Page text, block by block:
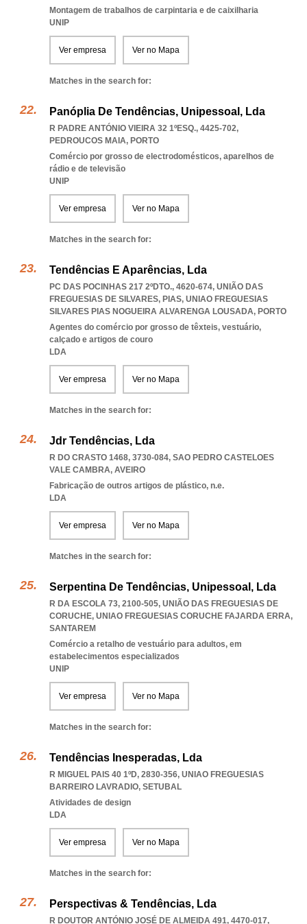
Montagem de trabalhos de carpintaria e de caixilharia
UNIP
Ver empresa Ver no Mapa
Matches in the search for:
Panóplia De Tendências, Unipessoal, Lda
R PADRE ANTÓNIO VIEIRA 32 1ºESQ., 4425-702,
PEDROUCOS MAIA, PORTO
Comércio por grosso de electrodomésticos, aparelhos de
rádio e de televisão
UNIP
Ver empresa Ver no Mapa
Matches in the search for:
Tendências E Aparências, Lda
PC DAS POCINHAS 217 2ºDTO., 4620-674, UNIÃO DAS
FREGUESIAS DE SILVARES, PIAS, UNIAO FREGUESIAS
SILVARES PIAS NOGUEIRA ALVARENGA LOUSADA, PORTO
Agentes do comércio por grosso de têxteis, vestuário,
calçado e artigos de couro
LDA
Ver empresa Ver no Mapa
Matches in the search for:
Jdr Tendências, Lda
R DO CRASTO 1468, 3730-084, SAO PEDRO CASTELOES
VALE CAMBRA, AVEIRO
Fabricação de outros artigos de plástico, n.e.
LDA
Ver empresa Ver no Mapa
Matches in the search for:
Serpentina De Tendências, Unipessoal, Lda
R DA ESCOLA 73, 2100-505, UNIÃO DAS FREGUESIAS DE
CORUCHE, UNIAO FREGUESIAS CORUCHE FAJARDA ERRA,
SANTAREM
Comércio a retalho de vestuário para adultos, em
estabelecimentos especializados
UNIP
Ver empresa Ver no Mapa
Matches in the search for:
Tendências Inesperadas, Lda
R MIGUEL PAIS 40 1ºD, 2830-356, UNIAO FREGUESIAS
BARREIRO LAVRADIO, SETUBAL
Atividades de design
LDA
Ver empresa Ver no Mapa
Matches in the search for:
Perspectivas & Tendências, Lda
R DOUTOR ANTÓNIO JOSÉ DE ALMEIDA 491, 4470-017,